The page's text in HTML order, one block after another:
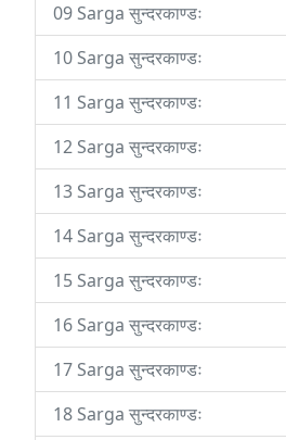
09 Sarga सुन्दरकाण्डः
10 Sarga सुन्दरकाण्डः
11 Sarga सुन्दरकाण्डः
12 Sarga सुन्दरकाण्डः
13 Sarga सुन्दरकाण्डः
14 Sarga सुन्दरकाण्डः
15 Sarga सुन्दरकाण्डः
16 Sarga सुन्दरकाण्डः
17 Sarga सुन्दरकाण्डः
18 Sarga सुन्दरकाण्डः